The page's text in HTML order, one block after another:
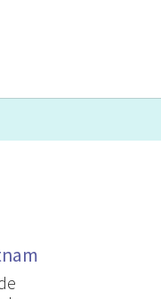
for "FR"